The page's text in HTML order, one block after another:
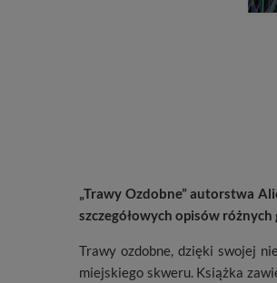
„Trawy Ozdobne” autorstwa
szczegółowych opisów
Trawy ozdobne, dzięki swojej
miejskiego skweru. Książka